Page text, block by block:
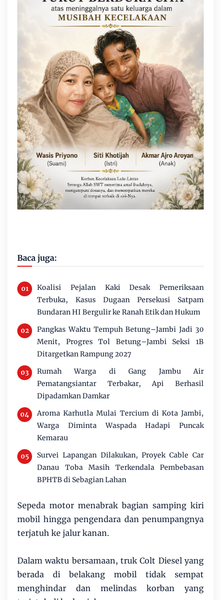
Baca juga:
Koalisi Pejalan Kaki Desak Pemeriksaan
Terbuka, Kasus Dugaan Persekusi Satpam
Bundaran HI Bergulir ke Ranah Etik dan Hukum
Pangkas Waktu Tempuh Betung–Jambi Jadi 30
Menit, Progres Tol Betung–Jambi Seksi 1B
Ditargetkan Rampung 2027
Rumah Warga di Gang Jambu Air
Pematangsiantar Terbakar, Api Berhasil
Dipadamkan Damkar
Aroma Karhutla Mulai Tercium di Kota Jambi,
Warga Diminta Waspada Hadapi Puncak
Kemarau
Survei Lapangan Dilakukan, Proyek Cable Car
Danau Toba Masih Terkendala Pembebasan
BPHTB di Sebagian Lahan
Sepeda motor menabrak bagian samping kiri
mobil hingga pengendara dan penumpangnya
terjatuh ke jalur kanan.
Dalam waktu bersamaan, truk Colt Diesel yang
berada di belakang mobil tidak sempat
menghindar dan melindas korban yang